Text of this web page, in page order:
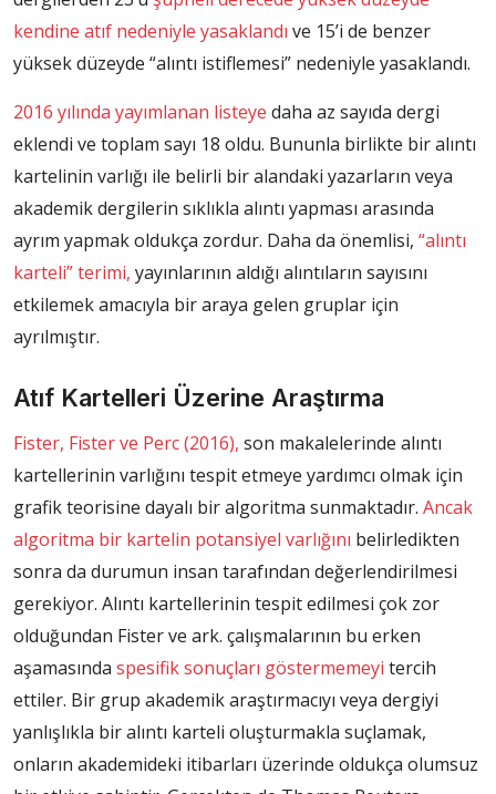
kendine atıf nedeniyle yasaklandı ve 15’i de benzer
yüksek düzeyde “alıntı istiflemesi” nedeniyle yasaklandı.
2016 yılında yayımlanan listeye daha az sayıda dergi
eklendi ve toplam sayı 18 oldu. Bununla birlikte bir alıntı
kartelinin varlığı ile belirli bir alandaki yazarların veya
akademik dergilerin sıklıkla alıntı yapması arasında
ayrım yapmak oldukça zordur. Daha da önemlisi, “alıntı
karteli” terimi, yayınlarının aldığı alıntıların sayısını
etkilemek amacıyla bir araya gelen gruplar için
ayrılmıştır.
Atıf Kartelleri Üzerine Araştırma
Fister, Fister ve Perc (2016), son makalelerinde alıntı
kartellerinin varlığını tespit etmeye yardımcı olmak için
grafik teorisine dayalı bir algoritma sunmaktadır. Ancak
algoritma bir kartelin potansiyel varlığını belirledikten
sonra da durumun insan tarafından değerlendirilmesi
gerekiyor. Alıntı kartellerinin tespit edilmesi çok zor
olduğundan Fister ve ark. çalışmalarının bu erken
aşamasında spesifik sonuçları göstermemeyi tercih
ettiler. Bir grup akademik araştırmacıyı veya dergiyi
yanlışlıkla bir alıntı karteli oluşturmakla suçlamak,
onların akademideki itibarları üzerinde oldukça olumsuz